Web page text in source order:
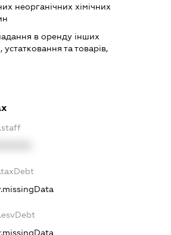
неорганічних хімічних
в оренду інших
та товарів,